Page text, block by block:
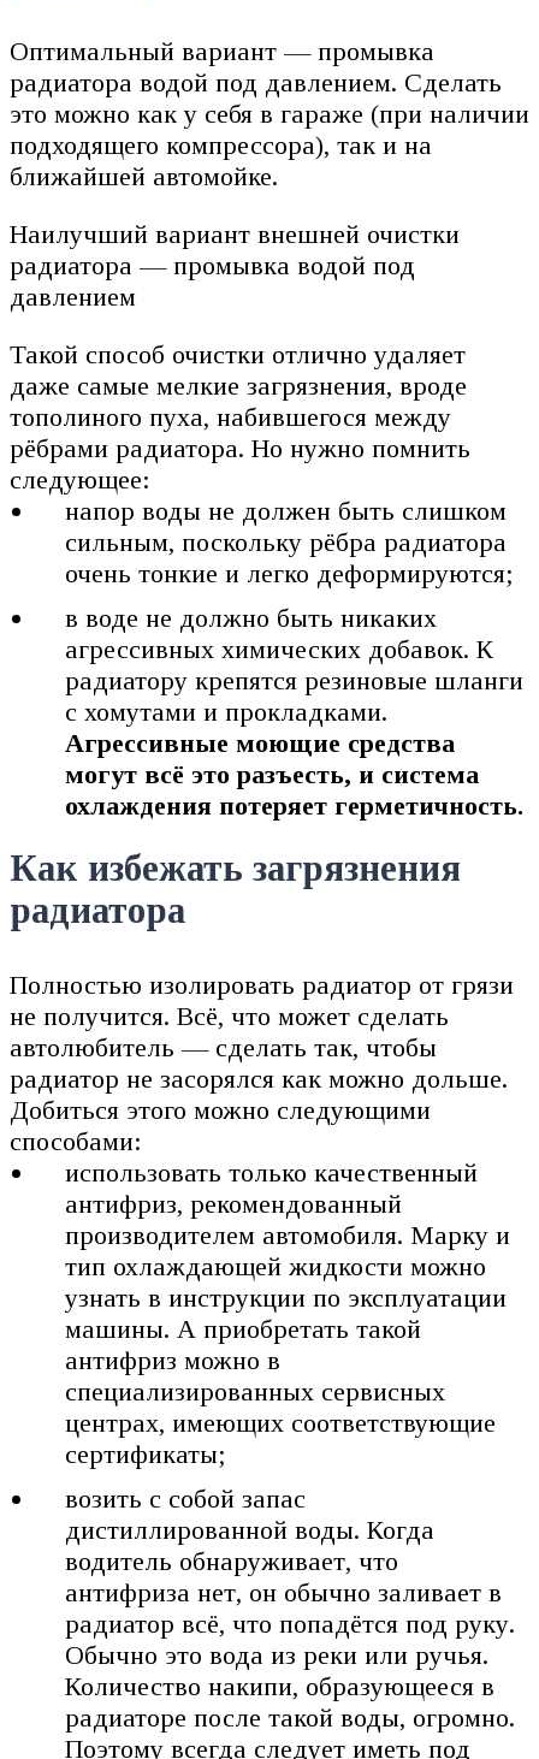
Оптимальный вариант — промывка
радиатора водой под давлением. Сделать
это можно как у себя в гараже (при наличии
подходящего компрессора), так и на
ближайшей автомойке.
Наилучший вариант внешней очистки
радиатора — промывка водой под
давлением
Такой способ очистки отлично удаляет
даже самые мелкие загрязнения, вроде
тополиного пуха, набившегося между
рёбрами радиатора. Но нужно помнить
следующее:
напор воды не должен быть слишком
сильным, поскольку рёбра радиатора
очень тонкие и легко деформируются;
в воде не должно быть никаких
агрессивных химических добавок. К
радиатору крепятся резиновые шланги
с хомутами и прокладками.
Агрессивные моющие средства
могут всё это разъесть, и система
охлаждения потеряет герметичность.
Как избежать загрязнения
радиатора
Полностью изолировать радиатор от грязи
не получится. Всё, что может сделать
автолюбитель — сделать так, чтобы
радиатор не засорялся как можно дольше.
Добиться этого можно следующими
способами:
использовать только качественный
антифриз, рекомендованный
производителем автомобиля. Марку и
тип охлаждающей жидкости можно
узнать в инструкции по эксплуатации
машины. А приобретать такой
антифриз можно в
специализированных сервисных
центрах, имеющих соответствующие
сертификаты;
возить с собой запас
дистиллированной воды. Когда
водитель обнаруживает, что
антифриза нет, он обычно заливает в
радиатор всё, что попадётся под руку.
Обычно это вода из реки или ручья.
Количество накипи, образующееся в
радиаторе после такой воды, огромно.
Поэтому всегда следует иметь под